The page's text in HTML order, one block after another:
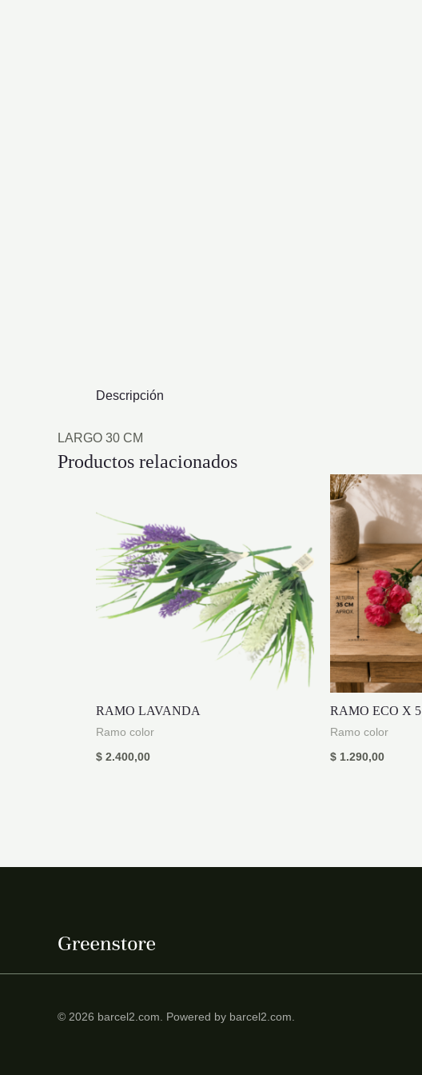
Descripción
LARGO 30 CM
Productos relacionados
RAMO LAVANDA
Ramo color
$ 2.400,00
RAMO ECO X 5
Ramo color
$ 1.290,00
© 2026 barcel2.com. Powered by barcel2.com.